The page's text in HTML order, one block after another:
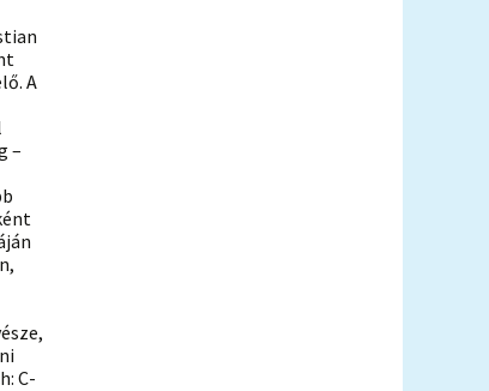
A
–
C-